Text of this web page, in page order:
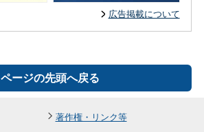
広告掲載について
ページの先頭へ戻る
著作権・リンク等